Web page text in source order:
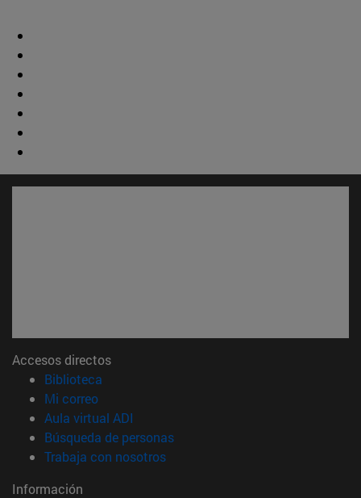
Accesos directos
Biblioteca
Mi correo(abre en nueva ventana)
Aula virtual ADI
Búsqueda de personas(abre en nueva ventana)
Trabaja con nosotros(abre en nueva ventana)
Información